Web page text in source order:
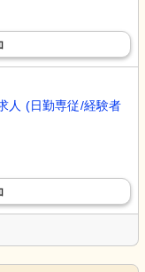
人 (日勤専従/経験者